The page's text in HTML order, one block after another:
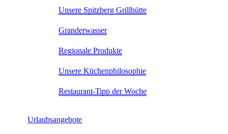
Unsere Spitzberg Grillhütte
Granderwasser
Regionale Produkte
Unsere Küchenphilosophie
Restaurant-Tipp der Woche
Urlaubsangebote